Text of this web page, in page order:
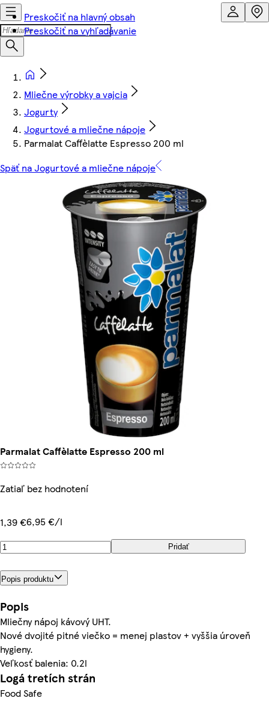
Preskočiť na hlavný obsah
Preskočiť na vyhľadávanie
Mliečne výrobky a vajcia
Jogurty
Jogurtové a mliečne nápoje
Parmalat Caffèlatte Espresso 200 ml
Späť na Jogurtové a mliečne nápoje
Parmalat Caffèlatte Espresso 200 ml
Zatiaľ bez hodnotení
1,39 €6,95 €/l
Pridať
Popis produktu
Popis
Mliečny nápoj kávový UHT.
Nové dvojité pitné viečko = menej plastov + vyššia úroveň
hygieny.
Veľkosť balenia: 0.2l
Logá tretích strán
Food Safe